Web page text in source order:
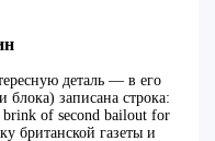
деталь — в его
блока) записана строка:
brink of second bailout for
британской газеты и